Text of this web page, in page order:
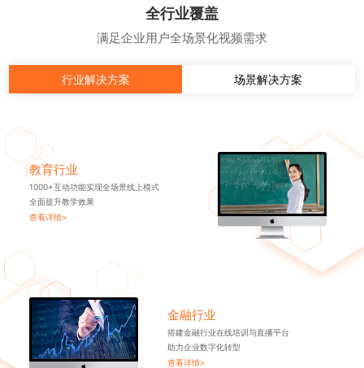
全行业覆盖
满足企业用户全场景化视频需求
行业解决方案 场景解决方案
教育行业
1000+互动功能实现全场景线上模式
全面提升教学效果
查看详情>
金融行业
搭建金融行业在线培训与直播平台
助力企业数字化转型
查看详情>